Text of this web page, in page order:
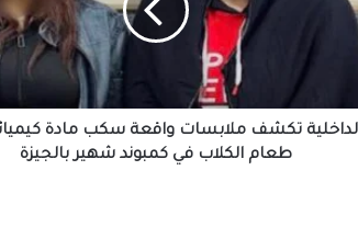
الملايين في استقبال صلاح في المطار عقب
تركيا للانضمام لنادي طرابزون
التعليم العالي: انطلاق أعمال المرحلة الأولى
تكشف ملابسات واقعة سكب مادة
طعام الكلاب في كمبوند شهير بالجيزة